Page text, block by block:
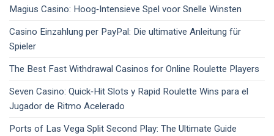
Magius Casino: Hoog‑Intensieve Spel voor Snelle Winsten
Casino Einzahlung per PayPal: Die ultimative Anleitung für
Spieler
The Best Fast Withdrawal Casinos for Online Roulette Players
Seven Casino: Quick‑Hit Slots y Rapid Roulette Wins para el
Jugador de Ritmo Acelerado
Ports of Las Vega Split Second Play: The Ultimate Guide